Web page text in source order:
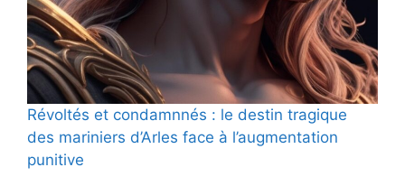
Révoltés et condamnnés : le destin tragique
des mariniers d’Arles face à l’augmentation
punitive